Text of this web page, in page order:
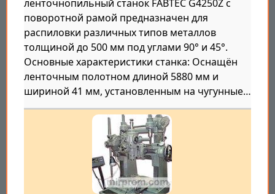
ленточнопильный станок FABTEC G4250Z с
поворотной рамой предназначен для
распиловки различных типов металлов
толщиной до 500 мм под углами 90° и 45°.
Основные характеристики станка: Оснащён
ленточным полотном длиной 5880 мм и
шириной 41 мм, установленным на чугунные…